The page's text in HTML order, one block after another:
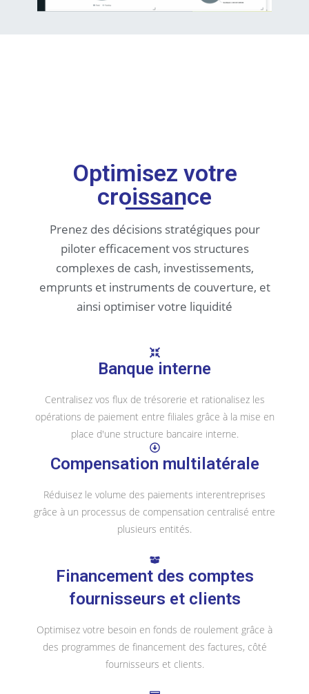
Optimisez votre
croissance
Prenez des décisions stratégiques pour
piloter efficacement vos structures
complexes de cash, investissements,
emprunts et instruments de couverture, et
ainsi optimiser votre liquidité
Banque interne
Centralisez vos flux de trésorerie et rationalisez les
opérations de paiement entre filiales grâce à la mise en
place d'une structure bancaire interne.
Compensation multilatérale
Réduisez le volume des paiements interentreprises
grâce à un processus de compensation centralisé entre
plusieurs entités.
Financement des comptes
fournisseurs et clients
Optimisez votre besoin en fonds de roulement grâce à
des programmes de financement des factures, côté
fournisseurs et clients.